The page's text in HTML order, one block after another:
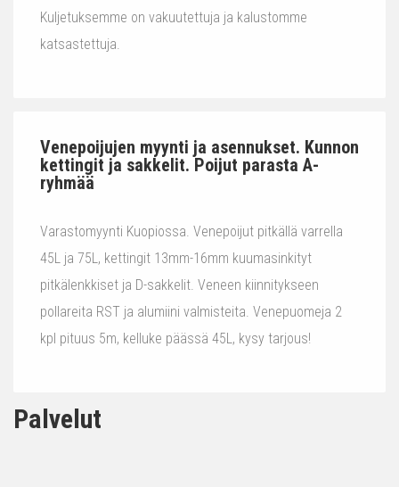
Kuljetuksemme on vakuutettuja ja kalustomme
katsastettuja.
Venepoijujen myynti ja asennukset. Kunnon
kettingit ja sakkelit. Poijut parasta A-
ryhmää
Varastomyynti Kuopiossa. Venepoijut pitkällä varrella
45L ja 75L, kettingit 13mm-16mm kuumasinkityt
pitkälenkkiset ja D-sakkelit. Veneen kiinnitykseen
pollareita RST ja alumiini valmisteita. Venepuomeja 2
kpl pituus 5m, kelluke päässä 45L, kysy tarjous!
Palvelut